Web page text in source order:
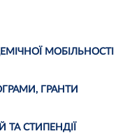
МОБІЛЬНОСТІ
ГРАНТИ
СТИПЕНДІЇ